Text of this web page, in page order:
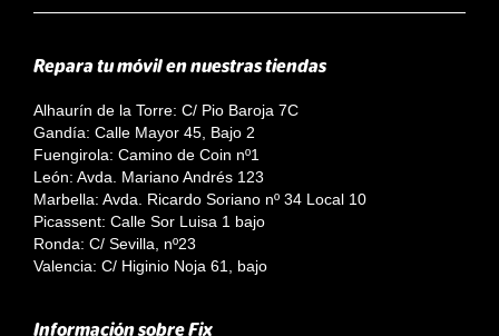
Repara tu móvil en nuestras tiendas
Alhaurín de la Torre: C/ Pio Baroja 7C
Gandía: Calle Mayor 45, Bajo 2
Fuengirola: Camino de Coin nº1
León: Avda. Mariano Andrés 123
Marbella: Avda. Ricardo Soriano nº 34 Local 10
Picassent: Calle Sor Luisa 1 bajo
Ronda: C/ Sevilla, nº23
Valencia: C/ Higinio Noja 61, bajo
Información sobre Fix